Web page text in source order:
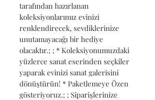
tarafından hazırlanan
koleksiyonlarımız evinizi
renklendirecek, sevdiklerinize
unutamayacağı bir hediye
olacaktır.; ; * Koleksiyonumuzdaki
yüzlerce sanat eserinden seçkiler
yaparak evinizi sanat galerisini
dönüştürün! * Paketlemeye Özen
gösteriyoruz.; ; Siparişlerinize